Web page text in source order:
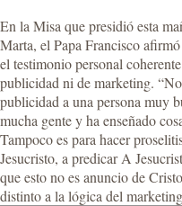
En la Misa que presidió esta
Marta, el Papa Francisco
el testimonio personal
publicidad ni de marketing.
publicidad a una persona muy
mucha gente y ha enseñado
Tampoco es para hacer
Jesucristo, a predicar A
que esto no es anuncio de
distinto a la lógica del